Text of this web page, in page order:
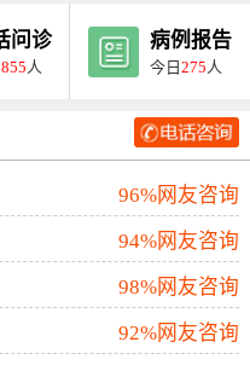
问诊
855 人
病例报告
今日275 人
96%网友咨询
94%网友咨询
98%网友咨询
92%网友咨询